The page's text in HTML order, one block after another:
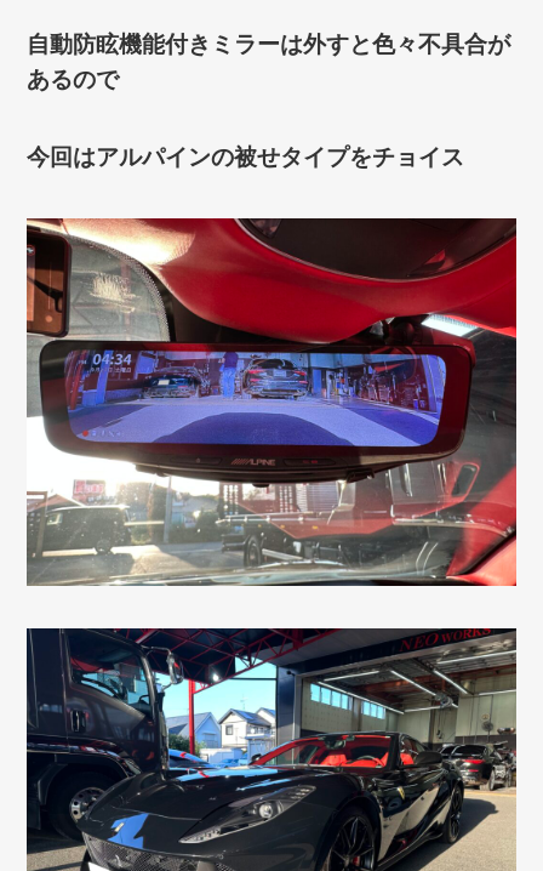
自動防眩機能付きミラーは外すと色々不具合が
あるので
今回はアルパインの被せタイプをチョイス